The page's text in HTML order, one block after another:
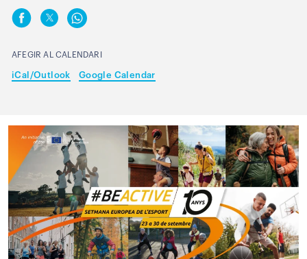
AFEGIR AL CALENDARI
iCal/Outlook Google Calendar